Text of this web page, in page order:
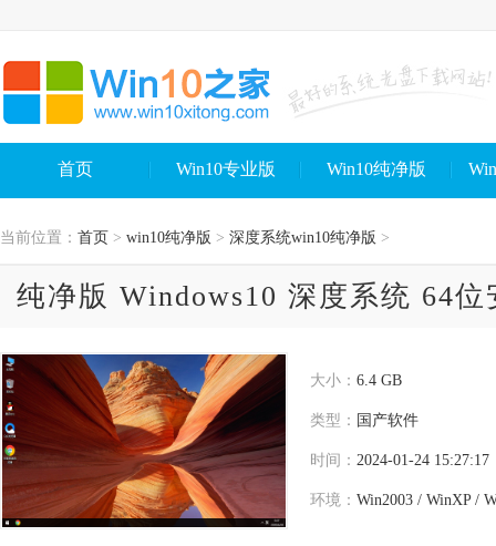
首页 Win10专业版 Win10纯净版
当前位置： 首页 > win10纯净版 > 深度系统win10纯净版 >
纯净版 Windows10 深度系统 64
大小： 6.4 GB
类型： 国产软件
时间： 2024-01-24 15:27:17
环境： Win2003 / WinXP /